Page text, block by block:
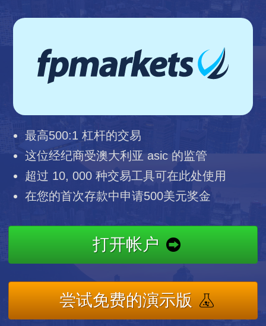
最高500:1 杠杆的交易
这位经纪商受澳大利亚 asic 的监管
超过 10, 000 种交易工具可在此处使用
在您的首次存款中申请500美元奖金
打开帐户
尝试免费的演示版